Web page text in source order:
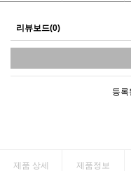
리뷰보드(0)
등록
제품 상세 제품정보